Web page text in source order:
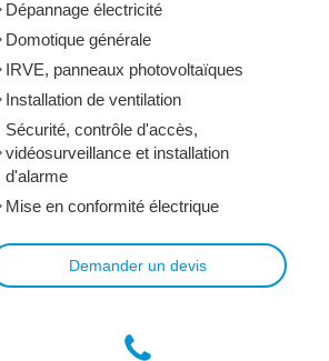
Dépannage électricité
Domotique générale
IRVE, panneaux photovoltaïques
Installation de ventilation
Sécurité, contrôle d'accès,
vidéosurveillance et installation
d'alarme
Mise en conformité électrique
Demander un devis